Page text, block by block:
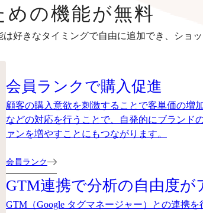
の機能が無料
好きなタイミングで自由に追加でき、ショ
会員ランクで購入促進
顧客の購入意欲を刺激することで客単価の増
などの対応を行うことで、自発的にブランド
ァンを増やすことにもつながります。
会員ランク
GTM連携で分析の自由度が
GTM（Google タグマネージャー）との連携